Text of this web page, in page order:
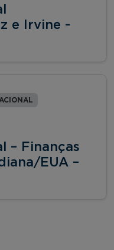
e Irvine -
– Finanças
EUA –